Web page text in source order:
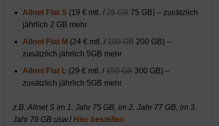
Allnet Flat S (19 € mtl. /25 GB 75 GB) – zusätzlich
jährlich 2 GB mehr
Allnet Flat M (24 € mtl. /100 GB 200 GB) –
zusätzlich jährlich 5GB mehr
Allnet Flat L (29 € mtl. /150 GB 300 GB) –
zusätzlich jährlich 5GB mehr
z.B. Allnet S im 1. Jahr 75 GB, im 2. Jahr 77 GB, im 3.
Jahr 79 GB usw.! Hier bestellen